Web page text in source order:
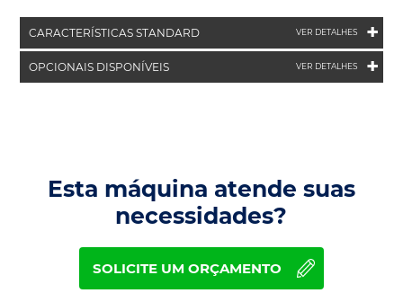
CARACTERÍSTICAS STANDARD VER DETALHES +
OPCIONAIS DISPONÍVEIS VER DETALHES +
Esta máquina atende suas
necessidades?
SOLICITE UM ORÇAMENTO